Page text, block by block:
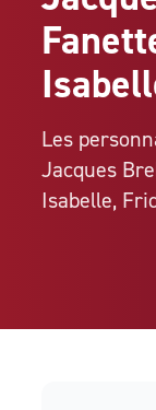
Les
Jacques
Isabelle,